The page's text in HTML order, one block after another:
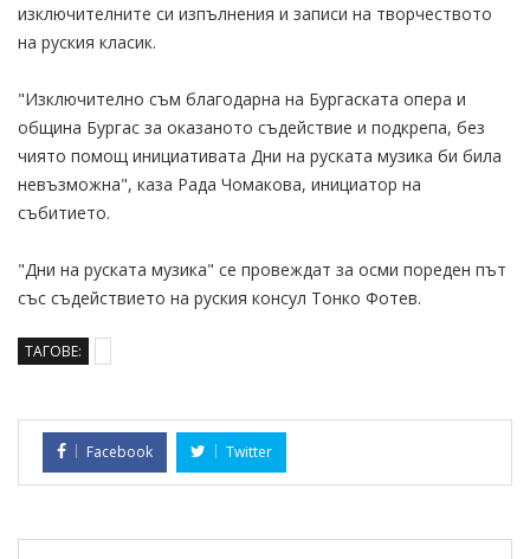
изключителните си изпълнения и записи на творчеството
на руския класик.
"Изключително съм благодарна на Бургаската опера и
община Бургас за оказаното съдействие и подкрепа, без
чиято помощ инициативата Дни на руската музика би била
невъзможна", каза Рада Чомакова, инициатор на
събитието.
"Дни на руската музика" се провеждат за осми пореден път
със съдействието на руския консул Тонко Фотев.
ТАГОВЕ:
Facebook Twitter